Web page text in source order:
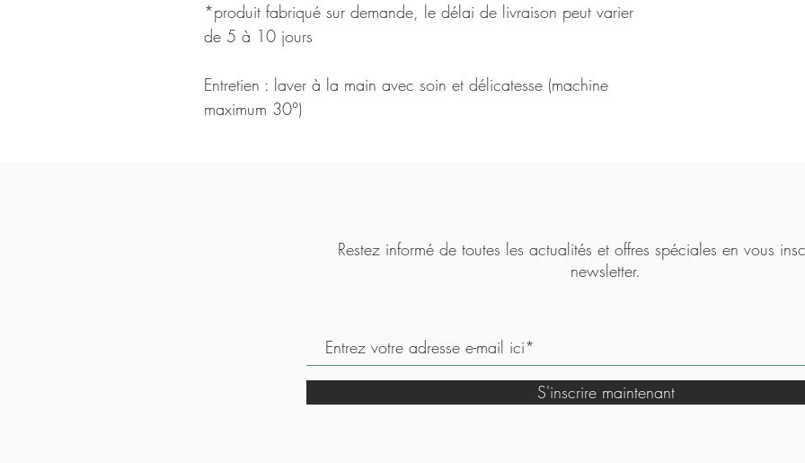
*produit fabriqué sur demande, le délai de livraison peut varier
de 5 à 10 jours
Entretien : laver à la main avec soin et délicatesse (machine
maximum 30°)
Restez informé de toutes les actualités et offres spéciales en vous
newsletter.
S'inscrire maintenant